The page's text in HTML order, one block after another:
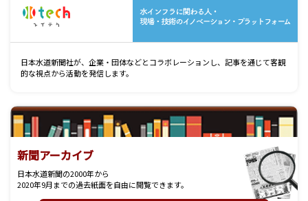
日本水道新聞社が、企業・団体などとコラボレーションし、記事を通じて客観
的な視点から活動を発信します。
新聞アーカイブ
日本水道新聞の2000年から
2020年9月までの過去紙面を自由に閲覧できます。